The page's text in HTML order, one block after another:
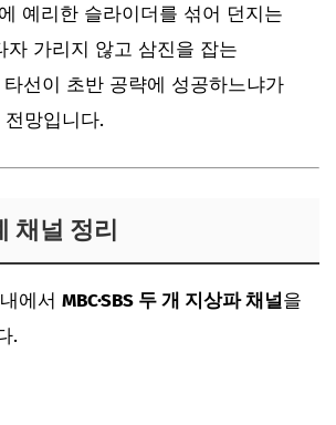
예리한 슬라이더를 섞어 던지는
자 가리지 않고 삼진을 잡는
선이 초반 공략에 성공하느냐가
망입니다.
채널 정리
에서 MBC·SBS 두 개 지상파 채널을
.